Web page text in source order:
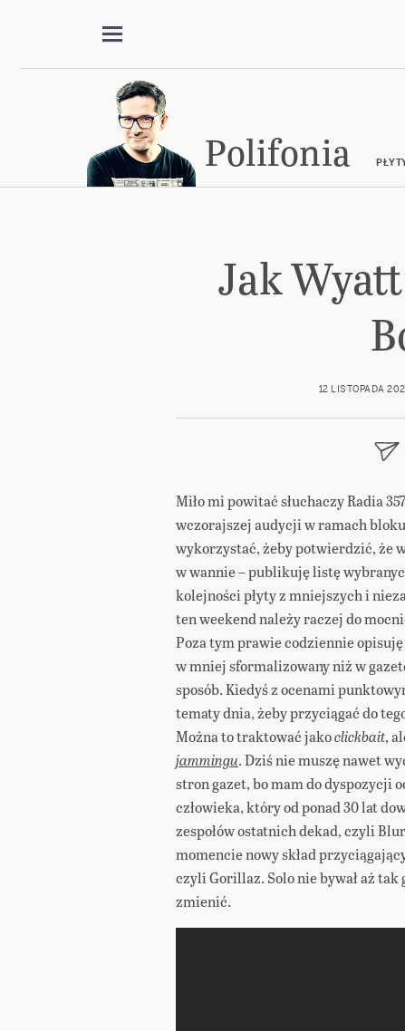
Polifonia
Jak
12 LISTOPADA
Miło mi powitać słuchaczy Radia
wczorajszej audycji w ramach
wykorzystać, żeby potwierdzić, że
w wannie – publikuję listę
kolejności płyty z mniejszych i
ten weekend należy raczej do
Poza tym prawie codziennie
w mniej sformalizowany niż w
sposób. Kiedyś z ocenami
tematy dnia, żeby przyciągać do
Można to traktować jakoclickbait,
jammingu. Dziś nie muszę nawet
stron gazet, bo mam do dyspozycji
człowieka, który od ponad 30 lat
zespołów ostatnich dekad, czyli
momencie nowy skład
czyli Gorillaz. Solo nie bywał aż tak
zmienić.